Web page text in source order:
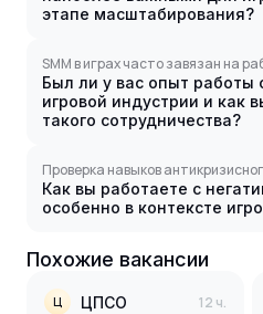
этапе масштабирования?
SMM в играх часто завязан на
Был ли у вас опыт
игровой индустрии и как
такого сотрудничества?
Проверка навыков
Как вы работаете с
особенно в контексте
Похожие вакансии
Ц ЦПСО 12 ч.